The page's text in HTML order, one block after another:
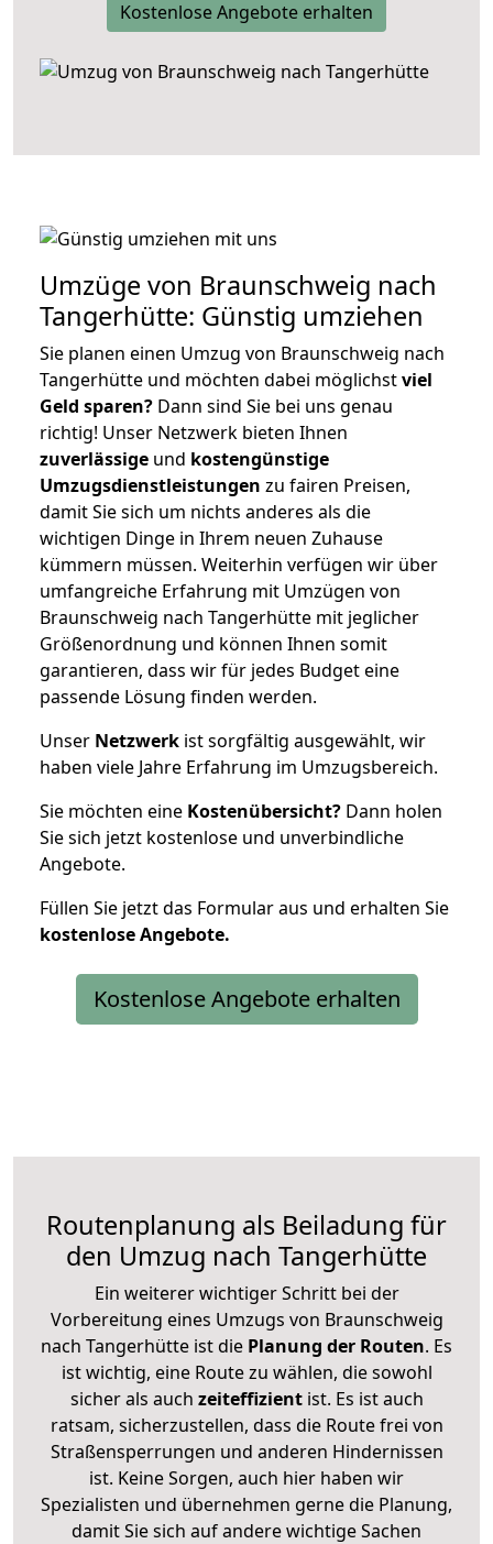
Kostenlose Angebote erhalten
Umzüge von Braunschweig nach
Tangerhütte: Günstig umziehen
Sie planen einen Umzug von Braunschweig nach
Tangerhütte und möchten dabei möglichstviel
Geld sparen? Dann sind Sie bei uns genau
richtig! Unser Netzwerk bieten Ihnen
zuverlässige und kostengünstige
Umzugsdienstleistungen zu fairen Preisen,
damit Sie sich um nichts anderes als die
wichtigen Dinge in Ihrem neuen Zuhause
kümmern müssen. Weiterhin verfügen wir über
umfangreiche Erfahrung mit Umzügen von
Braunschweig nach Tangerhütte mit jeglicher
Größenordnung und können Ihnen somit
garantieren, dass wir für jedes Budget eine
passende Lösung finden werden.
Unser Netzwerk ist sorgfältig ausgewählt, wir
haben viele Jahre Erfahrung im Umzugsbereich.
Sie möchten eine Kostenübersicht? Dann holen
Sie sich jetzt kostenlose und unverbindliche
Angebote.
Füllen Sie jetzt das Formular aus und erhalten Sie
kostenloseAngebote.
Kostenlose Angebote erhalten
Routenplanung als Beiladung für
den Umzug nach Tangerhütte
Ein weiterer wichtiger Schritt bei der
Vorbereitung eines Umzugs von Braunschweig
nach Tangerhütte ist die Planung der Routen. Es
ist wichtig, eine Route zu wählen, die sowohl
sicher als auch zeiteffizientist. Es ist auch
ratsam, sicherzustellen, dass die Route frei von
Straßensperrungen und anderen Hindernissen
ist. Keine Sorgen, auch hier haben wir
Spezialisten und übernehmen gerne die Planung,
damit Sie sich auf andere wichtige Sachen